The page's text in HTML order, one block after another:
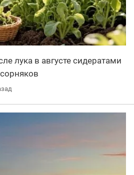
лука в августе сидератами